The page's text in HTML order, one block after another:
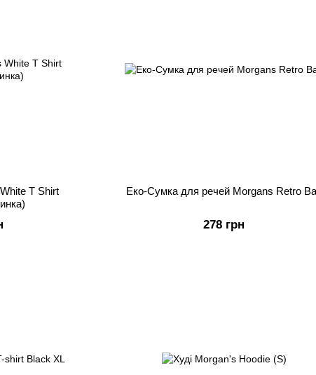
T Shirt
Еко-Сумка для речей Morgans Retro
278 грн